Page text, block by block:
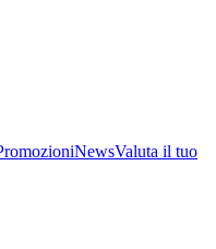
NewsValuta il tuo